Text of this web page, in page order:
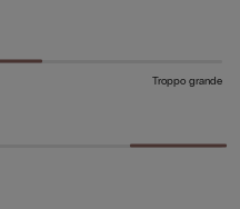
Troppo grande